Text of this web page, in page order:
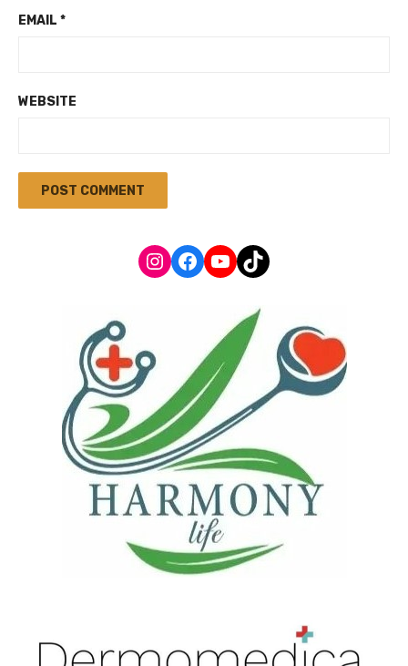
EMAIL *
WEBSITE
Instagram
Facebook
YouTube
TikTok